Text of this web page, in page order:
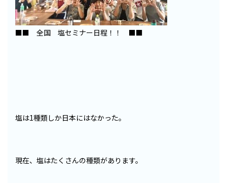
■■ 全国 塩セミナー日程！！ ■■
塩は1種類しか日本にはなかった。
現在、塩はたくさんの種類があります。